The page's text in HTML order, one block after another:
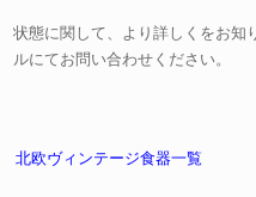
状態に関して、より詳しくをお知
ルにてお問い合わせください。
北欧ヴィンテージ食器一覧